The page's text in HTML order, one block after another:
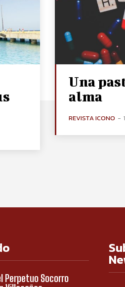
Una
alma
REVISTA ICONO -
Perpetuo Socorro